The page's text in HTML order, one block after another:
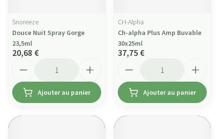
Snoreeze
Douce Nuit Spray Gorge
23,5ml
20,68 €
Ajouter au panier
CH-Alpha
Ch-alpha Plus Amp Buvable
30x25ml
37,75 €
Ajouter au panier